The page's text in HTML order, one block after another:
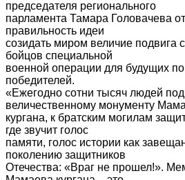
председателя регионального
парламента Тамара Головачева
правильность идеи
созидать миром величие подвига
бойцов специальной
военной операции для будущих
победителей.
«Ежегодно сотни тысяч людей
величественному монументу
кургана, к братским могилам
где звучит голос
памяти, голос истории как
поколению защитников
Отечества: «Враг не прошел!».